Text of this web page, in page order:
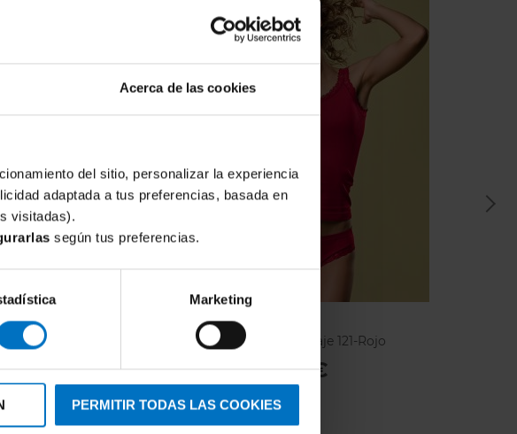
Acerca de las cookies
del sitio, personalizar la experiencia
adaptada a tus preferencias, basada en
visitadas).
según tus preferencias.
Marketing
PERMITIR TODAS LAS COOKIES
Micro 102-Rojo
€
Braga Focenza Encaje 121-Rojo
8,75 € 7,44 €